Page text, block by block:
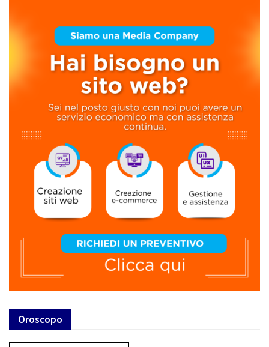
Oroscopo